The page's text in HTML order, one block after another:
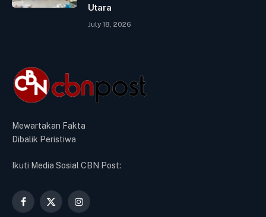
Utara
July 18, 2026
Mewartakan Fakta
Dibalik Peristiwa
Ikuti Media Sosial CBN Post:
Facebook
X
Instagram